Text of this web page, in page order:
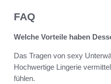
FAQ
Welche Vorteile haben
Das Tragen von sexy
Hochwertige Lingerie
fühlen.